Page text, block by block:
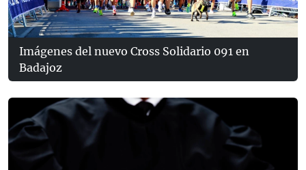
Imágenes del nuevo Cross Solidario 091 en
Badajoz